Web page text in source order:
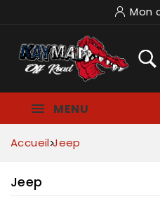
Mon
MENU
Accueil Jeep
Jeep